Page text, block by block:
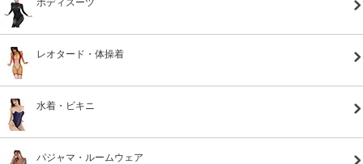
ボディスーツ
レオタード・体操着
水着・ビキニ
パジャマ・ルームウェア